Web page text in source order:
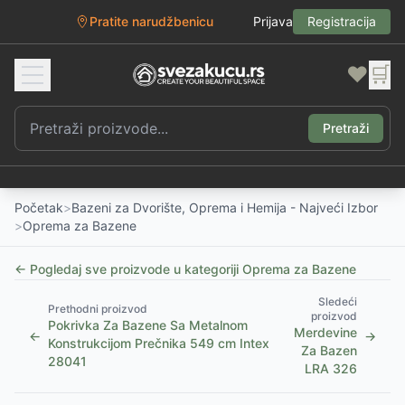
Pratite narudžbenicu Prijava Registracija
❤️ 🛒
Pretraži
Početak>Bazeni za Dvorište, Oprema i Hemija - Najveći Izbor
>Oprema za Bazene
← Pogledaj sve proizvode u kategoriji Oprema za Bazene
←
Prethodni proizvod
Pokrivka Za Bazene Sa Metalnom
Konstrukcijom Prečnika 549 cm Intex
28041
Sledeći
proizvod
Merdevine
Za Bazen
LRA 326
→